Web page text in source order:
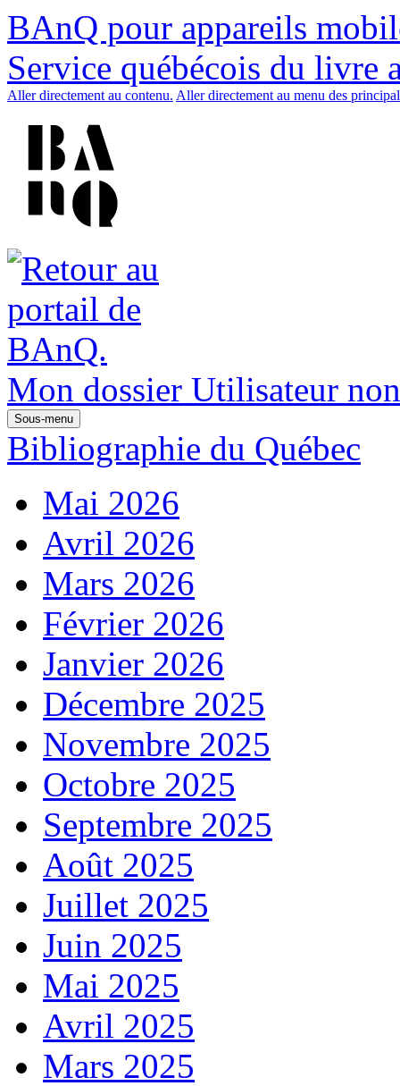
BAnQ pour appareils
Service québécois du livre
Aller directement au contenu. Aller directement au menu des
Mon dossier Utilisateur
Sous-menu
Bibliographie du Québec
Mai 2026
Avril 2026
Mars 2026
Février 2026
Janvier 2026
Décembre 2025
Novembre 2025
Octobre 2025
Septembre 2025
Août 2025
Juillet 2025
Juin 2025
Mai 2025
Avril 2025
Mars 2025